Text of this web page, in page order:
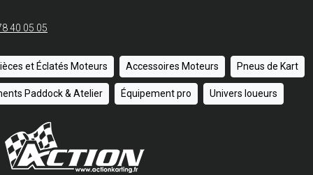
40 05 05
et Éclatés Moteurs Accessoires Moteurs Pneus de Kart
Paddock & Atelier Équipement pro Univers loueurs